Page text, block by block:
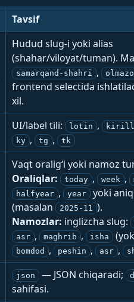
Tavsif
Hudud slug-i yoki alias
(shahar/viloyat/tuman).
samarqand-shahri ,
frontend selectida
xil.
UI/label tili: lotin , kirill
ky , tg , tk
Vaqt oralig‘i yoki namoz
Oraliqlar:
today , week ,
halfyear , year yoki
(masalan 2025-11 ).
Namozlar: inglizcha slug:
asr , maghrib , isha
bomdod , peshin , asr ,
json — JSON chiqaradi;
sahifasi.